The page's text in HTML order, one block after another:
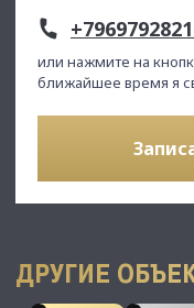
или нажмите на
ближайшее время я
ДРУГИЕ